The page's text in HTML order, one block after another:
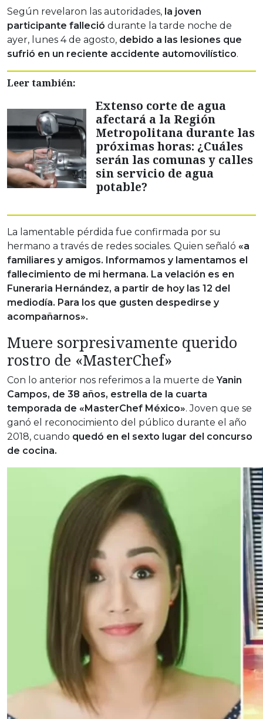
Según revelaron las autoridades, la joven
participante falleció durante la tarde noche de
ayer, lunes 4 de agosto, debido a las lesiones que
sufrió en un reciente accidente automovilístico.
Leer también:
Extenso corte de agua
afectará a la Región
Metropolitana durante las
próximas horas: ¿Cuáles
serán las comunas y calles
sin servicio de agua
potable?
La lamentable pérdida fue confirmada por su
hermano a través de redes sociales. Quien señaló «a
familiares y amigos. Informamos y lamentamos el
fallecimiento de mi hermana. La velación es en
Funeraria Hernández, a partir de hoy las 12 del
mediodía. Para los que gusten despedirse y
acompañarnos».
Muere sorpresivamente querido
rostro de «MasterChef»
Con lo anterior nos referimos a la muerte deYanin
Campos, de 38 años, estrella de la cuarta
temporada de «MasterChef México». Joven que se
ganó el reconocimiento del público durante el año
2018, cuando quedó en el sexto lugar del concurso
de cocina.